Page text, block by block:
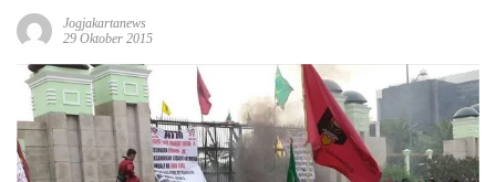
Jogjakartanews
29 Oktober 2015